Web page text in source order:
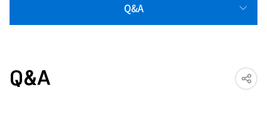
Q&A
Q&A